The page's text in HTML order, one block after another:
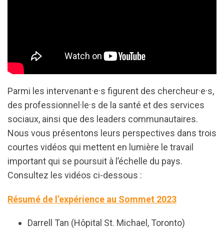
Parmi les intervenant·e·s figurent des chercheur·e·s,
des professionnel·le·s de la santé et des services
sociaux, ainsi que des leaders communautaires.
Nous vous présentons leurs perspectives dans trois
courtes vidéos qui mettent en lumière le travail
important qui se poursuit à l’échelle du pays.
Consultez les vidéos ci-dessous :
Résumé de l’expérience au Sommet 2023
Darrell Tan (Hôpital St. Michael, Toronto)